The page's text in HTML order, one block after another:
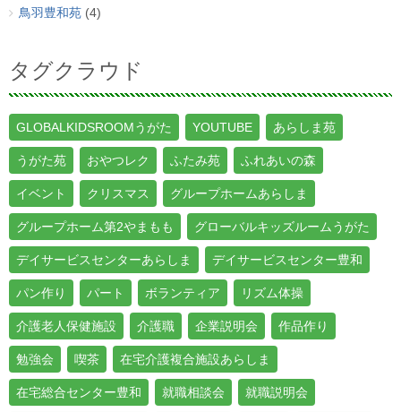
鳥羽豊和苑 (4)
タグクラウド
GLOBALKIDSROOMうがた YOUTUBE あらしま苑
うがた苑 おやつレク ふたみ苑 ふれあいの森
イベント クリスマス グループホームあらしま
グループホーム第2やまもも グローバルキッズルームうがた
デイサービスセンターあらしま デイサービスセンター豊和
パン作り パート ボランティア リズム体操
介護老人保健施設 介護職 企業説明会 作品作り
勉強会 喫茶 在宅介護複合施設あらしま
在宅総合センター豊和 就職相談会 就職説明会